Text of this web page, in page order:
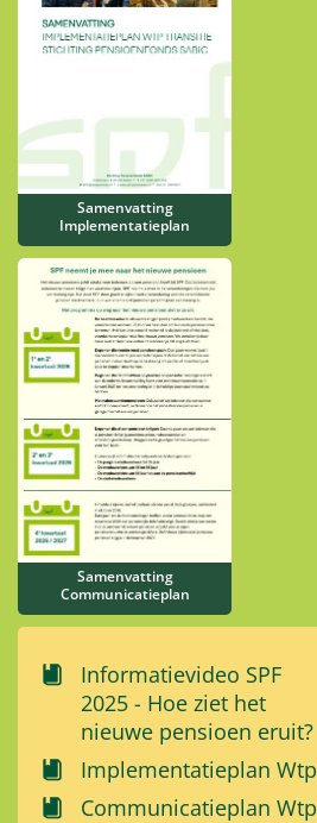
Samenvatting
Implementatieplan
Samenvatting
Communicatieplan
Informatievideo SPF
2025 - Hoe ziet het
nieuwe pensioen eruit?
Implementatieplan Wtp
Communicatieplan Wtp